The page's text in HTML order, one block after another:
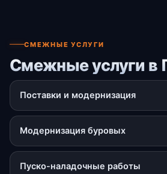
СМЕЖНЫЕ УСЛУГИ
Смежные услуги в
Поставки и модернизация
Модернизация буровых
Пуско-наладочные работы